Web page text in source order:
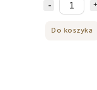
Do koszyka